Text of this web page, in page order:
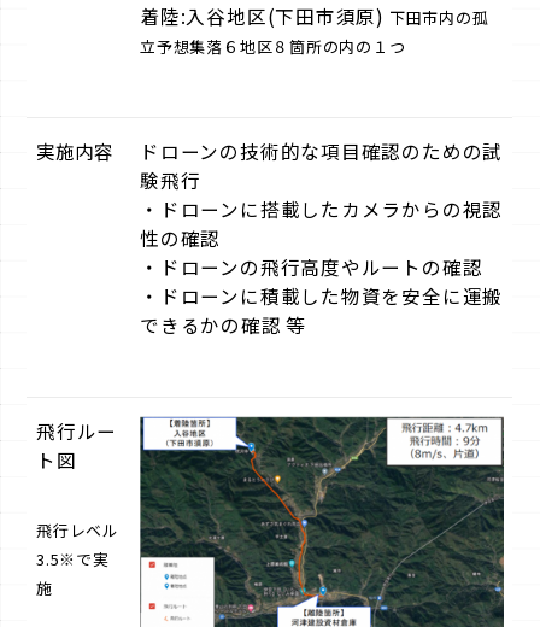
着陸:入谷地区(下田市須原) 下田市内の孤
立予想集落６地区８箇所の内の１つ
実施内容
ドローンの技術的な項目確認のための試
験飛行
・ドローンに搭載したカメラからの視認
性の確認
・ドローンの飛行高度やルートの確認
・ドローンに積載した物資を安全に運搬
できるかの確認 等
飛行ルー
ト図
飛行レベル
3.5※で実
施